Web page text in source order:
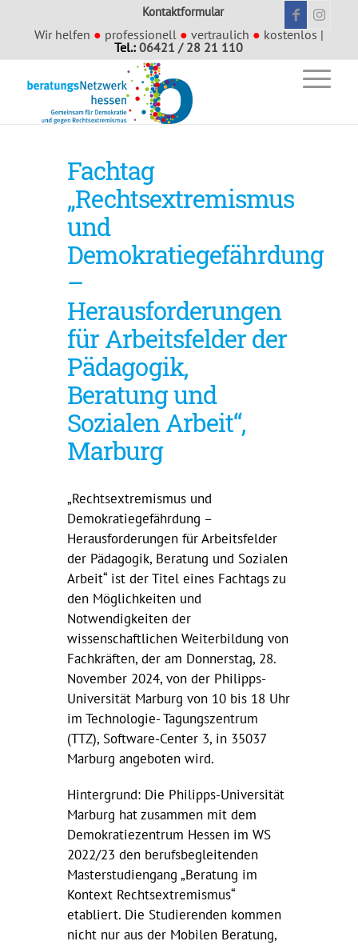
Kontaktformular
Wir helfen ● professionell ● vertraulich ● kostenlos |
Tel.:06421 / 28 21 110
Fachtag
„Rechtsextremismus
und
Demokratiegefährdung
–
Herausforderungen
für Arbeitsfelder der
Pädagogik,
Beratung und
Sozialen Arbeit“,
Marburg
„Rechtsextremismus und
Demokratiegefährdung –
Herausforderungen für Arbeitsfelder
der Pädagogik, Beratung und Sozialen
Arbeit“ ist der Titel eines Fachtags zu
den Möglichkeiten und
Notwendigkeiten der
wissenschaftlichen Weiterbildung von
Fachkräften, der am Donnerstag, 28.
November 2024, von der Philipps-
Universität Marburg von 10 bis 18 Uhr
im Technologie- Tagungszentrum
(TTZ), Software-Center 3, in 35037
Marburg angeboten wird.
Hintergrund: Die Philipps-Universität
Marburg hat zusammen mit dem
Demokratiezentrum Hessen im WS
2022/23 den berufsbegleitenden
Masterstudiengang „Beratung im
Kontext Rechtsextremismus“
etabliert. Die Studierenden kommen
nicht nur aus der Mobilen Beratung,